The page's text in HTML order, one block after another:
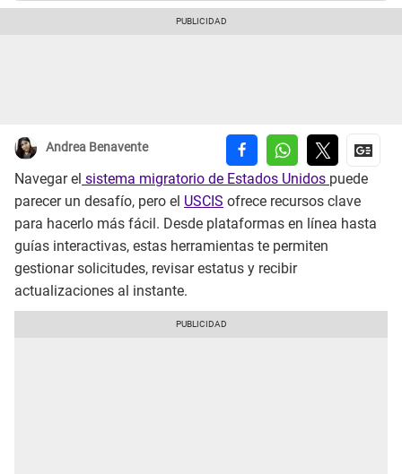
Andrea Benavente
Navegar el sistema migratorio de Estados Unidos puede
parecer un desafío, pero el USCIS ofrece recursos clave
para hacerlo más fácil. Desde plataformas en línea hasta
guías interactivas, estas herramientas te permiten
gestionar solicitudes, revisar estatus y recibir
actualizaciones al instante.